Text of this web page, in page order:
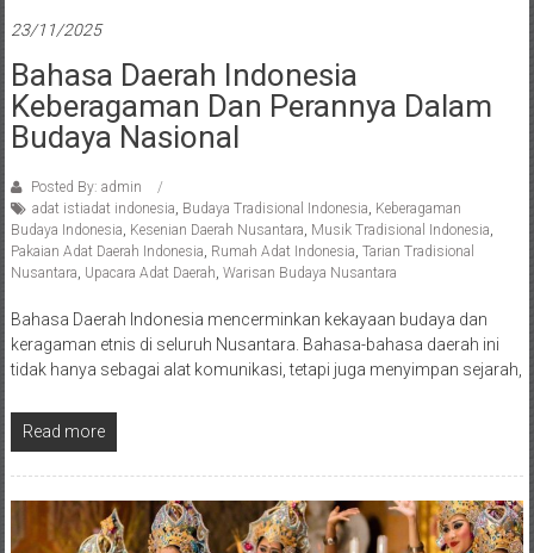
23/11/2025
Bahasa Daerah Indonesia
Keberagaman Dan Perannya Dalam
Budaya Nasional
Posted By: admin
adat istiadat indonesia, Budaya Tradisional Indonesia, Keberagaman
Budaya Indonesia, Kesenian Daerah Nusantara, Musik Tradisional Indonesia,
Pakaian Adat Daerah Indonesia, Rumah Adat Indonesia, Tarian Tradisional
Nusantara, Upacara Adat Daerah, Warisan Budaya Nusantara
Bahasa Daerah Indonesia mencerminkan kekayaan budaya dan
keragaman etnis di seluruh Nusantara. Bahasa-bahasa daerah ini
tidak hanya sebagai alat komunikasi, tetapi juga menyimpan sejarah,
Read more